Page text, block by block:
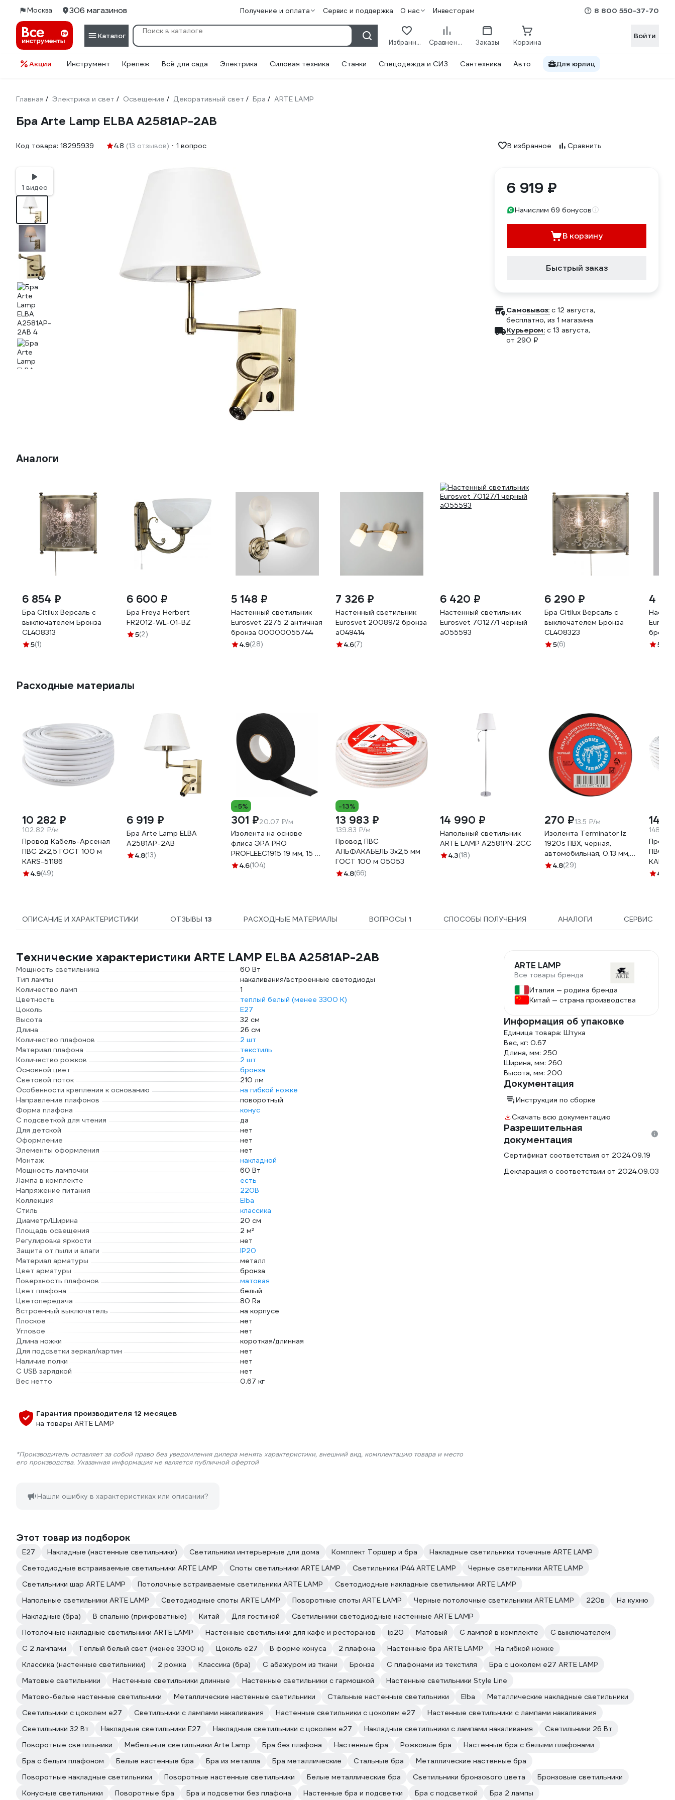
Москва 306 магазинов Получение и оплата Сервис и поддержка О нас Инвесторам 8 800 550-37-70
Каталог
Избранное Сравнение Заказы Корзина
Войти
Акции Инструмент Крепеж Всё для сада Электрика Силовая техника Станки Спецодежда и СИЗ Сантехника Авто Для юрлиц
Главная / Электрика и свет / Освещение / Декоративный свет / Бра / ARTE LAMP
Бра Arte Lamp ELBA A2581AP-2AB
Код товара: 18295939 4.8 (13 отзывов) 1 вопрос В избранное Сравнить
1 видео 6 919 ₽
Начислим 69 бонусов
В корзину
Быстрый заказ
Самовывоз: c 12 августа,
бесплатно, из 1 магазина
Курьером: c 13 августа,
от 290 ₽
Аналоги
6 854 ₽
Бра Citilux Версаль с
выключателем Бронза
CL408313
5(1)
6 600 ₽
Бра Freya Herbert
FR2012-WL-01-BZ
5(2)
5 148 ₽
Настенный светильник
Eurosvet 2275 2 античная
бронза 00000055744
4.9(28)
7 326 ₽
Настенный светильник
Eurosvet 20089/2 бронза
a049414
4.6(7)
6 420 ₽
Настенный светильник
Eurosvet 70127/1 черный
a055593
6 290 ₽
Бра Citilux Версаль с
выключателем Бронза
CL408323
5(6)
4
5
Расходные материалы
10 282 ₽
102.82 ₽/м
Провод Кабель-Арсенал
ПВС 2х2,5 ГОСТ 100 м
KARS-51186
4.9(49)
6 919 ₽
Бра Arte Lamp ELBA
A2581AP-2AB
4.8(13)
-5%
301 ₽20.07 ₽/м
Изолента на основе
флиса ЭРА PRO
PROFLEEC1915 19 мм, 15 м,
0,3 мм, черная Б0057181
4.6(104)
-13%
13 983 ₽
139.83 ₽/м
Провод ПВС
АЛЬФАКАБЕЛЬ 3х2,5 мм
ГОСТ 100 м 05053
4.8(66)
14 990 ₽
Напольный светильник
ARTE LAMP A2581PN-2CC
4.3(18)
270 ₽13.5 ₽/м
Изолента Terminator Iz
1920s ПВХ, черная,
автомобильная, 0.13 мм,
19 мм, 20 м 2000251
4.8(29)
14
148.07
ПВС
KARS-
4.6
ОПИСАНИЕ И ХАРАКТЕРИСТИКИ ОТЗЫВЫ 13 РАСХОДНЫЕ МАТЕРИАЛЫ ВОПРОСЫ 1 СПОСОБЫ ПОЛУЧЕНИЯ АНАЛОГИ СЕРВИС
Технические характеристики ARTE LAMP ELBA A2581AP-2AB
Мощность светильника
60 Вт
Тип лампы
накаливания/встроенные светодиоды
Количество ламп
1
Цветность
теплый белый (менее 3300 К)
Цоколь
E27
Высота
32 см
Длина
26 см
Количество плафонов
2 шт
Материал плафона
текстиль
Количество рожков
2 шт
Основной цвет
бронза
Световой поток
210 лм
Особенности крепления к основанию
на гибкой ножке
Направление плафонов
поворотный
Форма плафона
конус
С подсветкой для чтения
да
Для детской
нет
Оформление
нет
Элементы оформления
нет
Монтаж
накладной
Мощность лампочки
60 Вт
Лампа в комплекте
есть
Напряжение питания
220В
Коллекция
Elba
Стиль
классика
Диаметр/Ширина
20 см
Площадь освещения
2 м²
Регулировка яркости
нет
Защита от пыли и влаги
IP20
Материал арматуры
металл
Цвет арматуры
бронза
Поверхность плафонов
матовая
Цвет плафона
белый
Цветопередача
80 Ra
Встроенный выключатель
на корпусе
Плоское
нет
Угловое
нет
Длина ножки
короткая/длинная
Для подсветки зеркал/картин
нет
Наличие полки
нет
С USB зарядкой
нет
Вес нетто
0.67 кг
Гарантия производителя 12 месяцев
на товары ARTE LAMP
*Производитель оставляет за собой право без уведомления дилера менять характеристики, внешний вид, комплектацию товара и место
его производства. Указанная информация не является публичной офертой
Нашли ошибку в характеристиках или описании?
ARTE LAMP
Все товары бренда
Италия — родина бренда
Китай — страна производства
Информация об упаковке
Единица товара: Штука
Вес, кг: 0.67
Длина, мм: 250
Ширина, мм: 260
Высота, мм: 200
Документация
Инструкция по сборке
Скачать всю документацию
Разрешительная
документация
Сертификат соответствия от 2024.09.19
Декларация о соответствии от 2024.09.03
Этот товар из подборок
E27 Накладные (настенные светильники) Светильники интерьерные для дома Комплект Торшер и бра
Накладные светильники точечные ARTE LAMP
Светодиодные встраиваемые светильники ARTE LAMP
Споты светильники ARTE LAMP Светильники IP44 ARTE LAMP
Черные светильники ARTE LAMP
Светильники шар ARTE LAMP
Потолочные встраиваемые светильники ARTE LAMP
Светодиодные накладные светильники ARTE LAMP
Напольные светильники ARTE LAMP
Светодиодные споты ARTE LAMP Поворотные споты ARTE LAMP Черные потолочные светильники ARTE LAMP 220в
На кухню
Накладные (бра)
В спальню (прикроватные) Китай Для гостиной
Светильники светодиодные настенные ARTE LAMP
Потолочные накладные светильники ARTE LAMP
Настенные светильники для кафе и ресторанов ip20 Матовый С лампой в комплекте
С выключателем
С 2 лампами
Теплый белый свет (менее 3300 к) Цоколь e27 В форме конуса 2 плафона Настенные бра ARTE LAMP
На гибкой ножке
Классика (настенные светильники)
2 рожка Классика (бра) С абажуром из ткани Бронза С плафонами из текстиля
Бра с цоколем e27 ARTE LAMP
Матовые светильники
Настенные светильники длинные Настенные светильники с гармошкой
Настенные светильники Style Line
Матово-белые настенные светильники
Металлические настенные светильники Стальные настенные светильники Elba
Металлические накладные светильники
Светильники с цоколем e27
Светильники с лампами накаливания Настенные светильники с цоколем e27
Настенные светильники с лампами накаливания
Светильники 32 Вт
Накладные светильники E27 Накладные светильники с цоколем e27 Накладные светильники с лампами накаливания
Светильники 26 Вт
Поворотные светильники
Мебельные светильники Arte Lamp Бра без плафона Настенные бра Рожковые бра
Настенные бра с белыми плафонами
Бра с белым плафоном
Белые настенные бра Бра из металла Бра металлические Стальные бра
Металлические настенные бра
Поворотные накладные светильники
Поворотные настенные светильники Белые металлические бра Светильники бронзового цвета
Бронзовые светильники
Конусные светильники
Поворотные бра Бра и подсветки без плафона Настенные бра и подсветки Бра с подсветкой Бра 2 лампы